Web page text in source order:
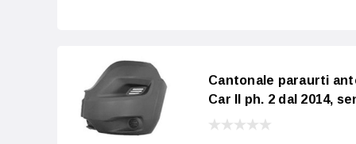
Cantonale paraurti
Car II ph. 2 dal 2014,